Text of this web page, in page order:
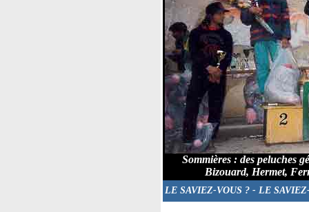
Sommières : des peluches
Bizouard, Hermet,
LE SAVIEZ-VOUS ? - LE